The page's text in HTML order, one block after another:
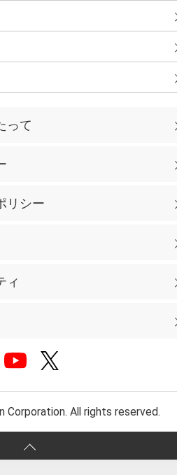
って
リシー
ィ
Corporation. All rights reserved.